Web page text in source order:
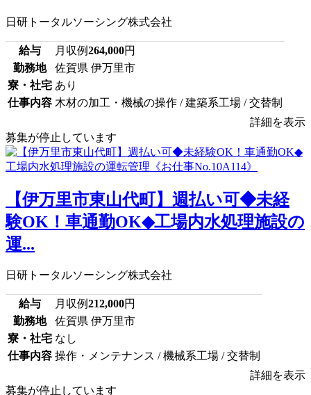
日研トータルソーシング株式会社
給与 月収例264,000円
勤務地
佐賀県 伊万里市
寮・社宅 あり
仕事内容 木材の加工・機械の操作 / 建築系工場 / 交替制
詳細を表示
募集が停止しています
【伊万里市東山代町】週払い可◆未経
験OK！車通勤OK◆工場内水処理施設の
運...
日研トータルソーシング株式会社
給与 月収例212,000円
勤務地
佐賀県 伊万里市
寮・社宅 なし
仕事内容 操作・メンテナンス / 機械系工場 / 交替制
詳細を表示
募集が停止しています